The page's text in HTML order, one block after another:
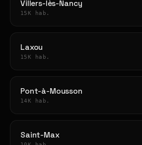
Villers-lès-Nancy
15K hab.
Laxou
15K hab.
Pont-à-Mousson
14K hab.
Saint-Max